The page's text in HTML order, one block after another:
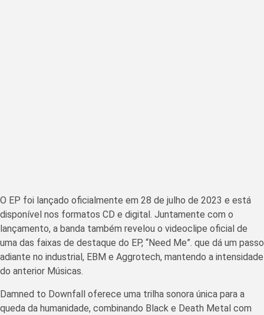
O EP foi lançado oficialmente em 28 de julho de 2023 e está
disponível nos formatos CD e digital. Juntamente com o
lançamento, a banda também revelou o videoclipe oficial de
uma das faixas de destaque do EP, “Need Me”. que dá um passo
adiante no industrial, EBM e Aggrotech, mantendo a intensidade
do anterior Músicas.
Damned to Downfall oferece uma trilha sonora única para a
queda da humanidade, combinando Black e Death Metal com